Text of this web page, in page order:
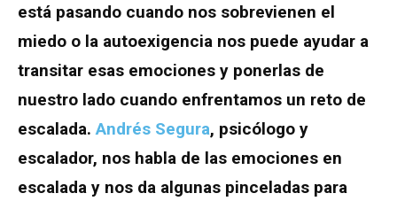
está pasando cuando nos sobrevienen el
miedo o la autoexigencia nos puede ayudar a
transitar esas emociones y ponerlas de
nuestro lado cuando enfrentamos un reto de
escalada.Andrés Segura, psicólogo y
escalador, nos habla de las emociones en
escalada y nos da algunas pinceladas para